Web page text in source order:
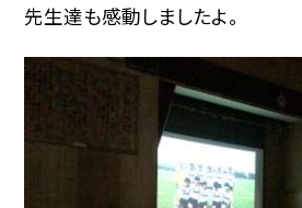
先生達も感動しましたよ。